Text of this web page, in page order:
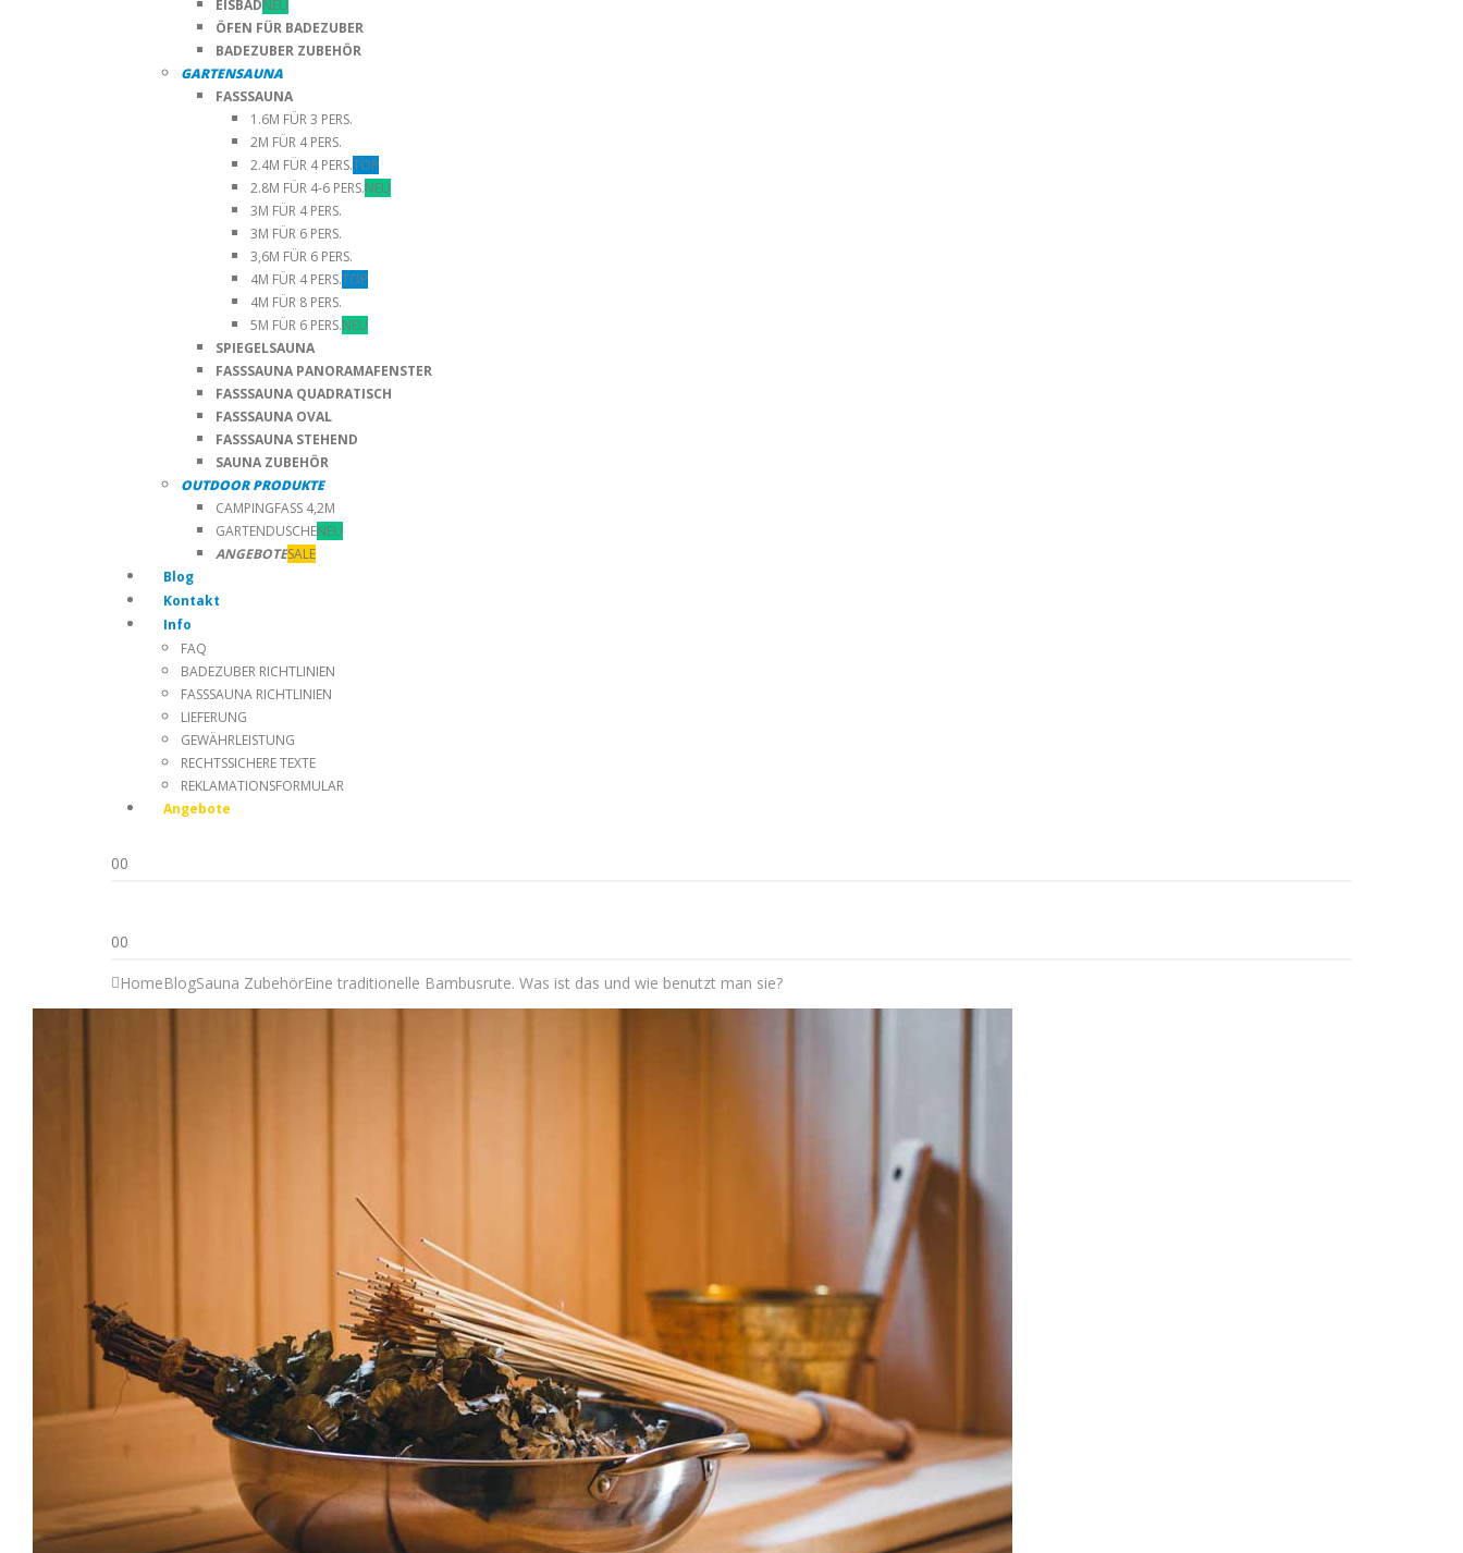
EISBADNEU
ÖFEN FÜR BADEZUBER
BADEZUBER ZUBEHÖR
GARTENSAUNA
FASSSAUNA
1.6M FÜR 3 PERS.
2M FÜR 4 PERS.
2.4M FÜR 4 PERS.TOP
2.8M FÜR 4-6 PERS.NEU
3M FÜR 4 PERS.
3M FÜR 6 PERS.
3,6M FÜR 6 PERS.
4M FÜR 4 PERS.TOP
4M FÜR 8 PERS.
5M FÜR 6 PERS.NEU
SPIEGELSAUNA
FASSSAUNA PANORAMAFENSTER
FASSSAUNA QUADRATISCH
FASSSAUNA OVAL
FASSSAUNA STEHEND
SAUNA ZUBEHÖR
OUTDOOR PRODUKTE
CAMPINGFASS 4,2M
GARTENDUSCHENEU
ANGEBOTESALE
Blog
Kontakt
Info
FAQ
BADEZUBER RICHTLINIEN
FASSSAUNA RICHTLINIEN
LIEFERUNG
GEWÄHRLEISTUNG
RECHTSSICHERE TEXTE
REKLAMATIONSFORMULAR
Angebote
00
00
HomeBlogSauna ZubehörEine traditionelle Bambusrute. Was ist das und wie benutzt man sie?